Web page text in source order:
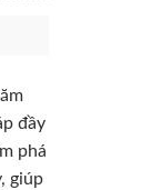
đầy
phá
giúp